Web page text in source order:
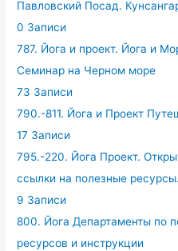
Павловский Посад.
0 Записи
787. Йога и проект. Йога и
Семинар на Черном море
73 Записи
790.-811. Йога и Проект
17 Записи
795.-220. Йога Проект.
ссылки на полезные ресурсы.
9 Записи
800. Йога Департаменты по
ресурсов и инструкции